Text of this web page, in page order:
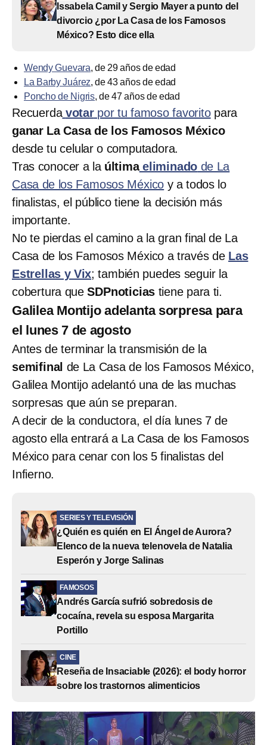
Issabela Camil y Sergio Mayer a punto del
divorcio ¿por La Casa de los Famosos
México? Esto dice ella
Wendy Guevara, de 29 años de edad
La Barby Juárez, de 43 años de edad
Poncho de Nigris, de 47 años de edad
Recuerda votarpor tu famoso favoritopara
ganar La Casa de los Famosos México
desde tu celular o computadora.
Tras conocer a la últimaeliminado de La
Casa de los Famosos México y a todos lo
finalistas, el público tiene la decisión más
importante.
No te pierdas el camino a la gran final de La
Casa de los Famosos México a través de Las
Estrellas y Vix; también puedes seguir la
cobertura queSDPnoticias tiene para ti.
Galilea Montijo adelanta sorpresa para
el lunes 7 de agosto
Antes de terminar la transmisión de la
semifinal de La Casa de los Famosos México,
Galilea Montijo adelantó una de las muchas
sorpresas que aún se preparan.
A decir de la conductora, el día lunes 7 de
agosto ella entrará a La Casa de los Famosos
México para cenar con los 5 finalistas del
Infierno.
SERIES Y TELEVISIÓN
¿Quién es quién en El Ángel de Aurora?
Elenco de la nueva telenovela de Natalia
Esperón y Jorge Salinas
FAMOSOS
Andrés García sufrió sobredosis de
cocaína, revela su esposa Margarita
Portillo
CINE
Reseña de Insaciable (2026): el body horror
sobre los trastornos alimenticios